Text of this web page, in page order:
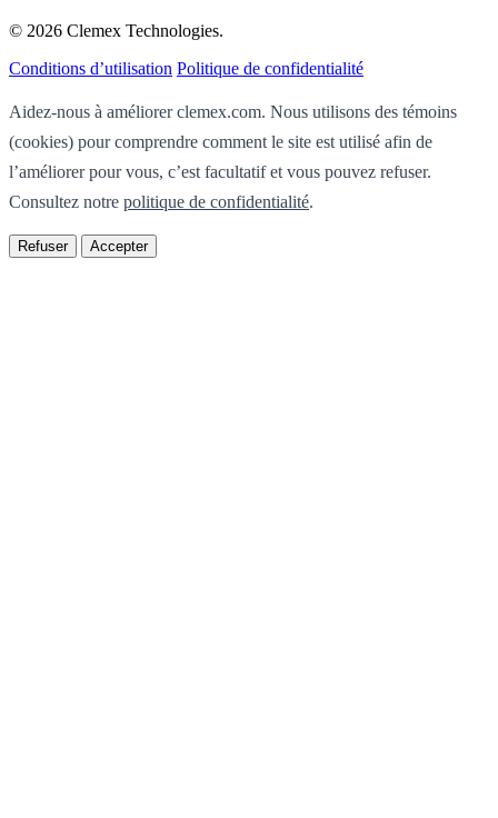
© 2026 Clemex Technologies.
Conditions d’utilisation Politique de confidentialité
Aidez-nous à améliorer clemex.com. Nous utilisons des témoins
(cookies) pour comprendre comment le site est utilisé afin de
l’améliorer pour vous, c’est facultatif et vous pouvez refuser.
Consultez notre politique de confidentialité.
Refuser Accepter